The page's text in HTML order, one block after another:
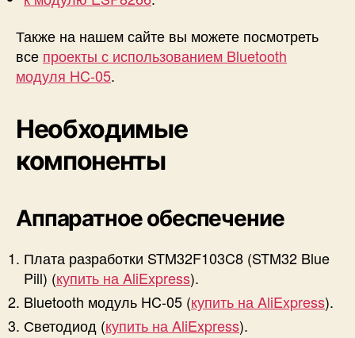
Также на нашем сайте вы можете посмотреть
все проекты с использованием Bluetooth
модуля HC-05.
Необходимые
компоненты
Аппаратное обеспечение
Плата разработки STM32F103C8 (STM32 Blue
Pill) (купить на AliExpress).
Bluetooth модуль HC-05 (купить на AliExpress).
Светодиод (купить на AliExpress).